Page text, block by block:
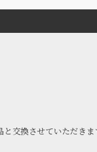
と交換させていただきま